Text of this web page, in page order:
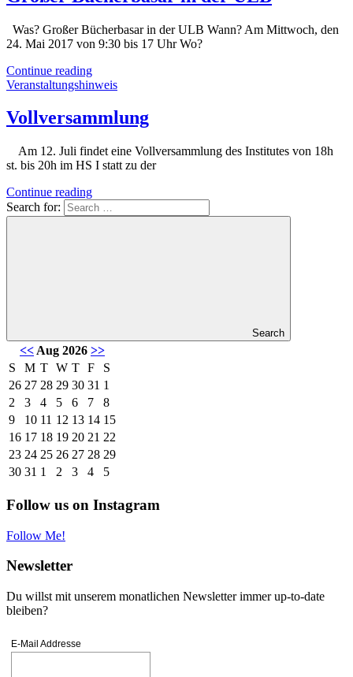
Was? Großer Bücherbasar in der ULB Wann? Am Mittwoch, den
24. Mai 2017 von 9:30 bis 17 Uhr Wo?
Continue reading
Veranstaltungshinweis
Vollversammlung
Am 12. Juli findet eine Vollversammlung des Institutes von 18h
st. bis 20h im HS I statt zu der
Continue reading
Search for:
Search
<< Aug 2026 >>
S
M T W T F
S
26 27 28 29 30 31 1
2
3 4 5 6 7
8
9
10 11 12 13 14 15
16 17 18 19 20 21 22
23 24 25 26 27 28 29
30 31 1 2 3 4 5
Follow us on Instagram
Follow Me!
Newsletter
Du willst mit unserem monatlichen Newsletter immer up-to-date
bleiben?
E-Mail Addresse